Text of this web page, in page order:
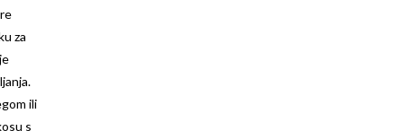
za
ili
s